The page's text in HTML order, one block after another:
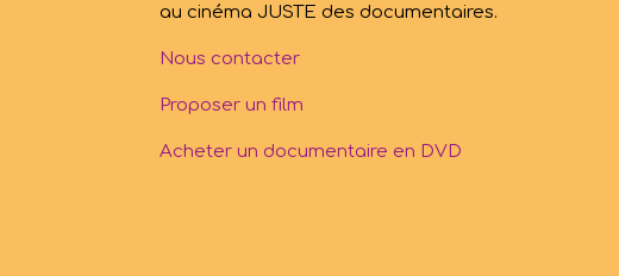
au cinéma JUSTE des documentaires.
Nous contacter
Proposer un film
Acheter un documentaire en DVD